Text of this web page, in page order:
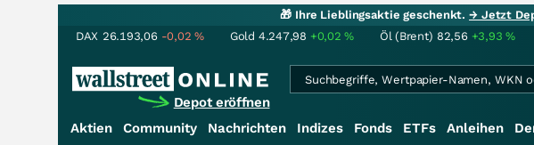
🎁 Ihre Lieblingsaktie geschenkt.→ Jetzt
DAX 26.193,06 -0,02% Gold 4.247,98 +0,02% Öl (Brent) 82,56 +3,93%
Depot eröffnen
Aktien Community Nachrichten Indizes Fonds ETFs Anleihen